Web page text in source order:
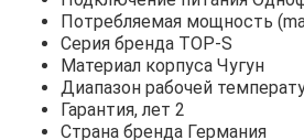
Потребляемая мощность
Серия бренда TOP-S
Материал корпуса Чугун
Диапазон рабочей
Гарантия, лет 2
Страна бренда Германия